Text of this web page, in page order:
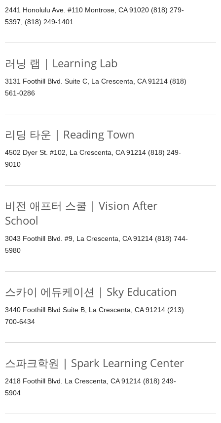
2441 Honolulu Ave. #110 Montrose, CA 91020 (818) 279-
5397, (818) 249-1401
러닝 랩 | Learning Lab
3131 Foothill Blvd. Suite C, La Crescenta, CA 91214 (818)
561-0286
리딩 타운 | Reading Town
4502 Dyer St. #102, La Crescenta, CA 91214 (818) 249-
9010
비전 애프터 스쿨 | Vision After
School
3043 Foothill Blvd. #9, La Crescenta, CA 91214 (818) 744-
5980
스카이 에듀케이션 | Sky Education
3440 Foothill Blvd Suite B, La Crescenta, CA 91214 (213)
700-6434
스파크학원 | Spark Learning Center
2418 Foothill Blvd. La Crescenta, CA 91214 (818) 249-
5904